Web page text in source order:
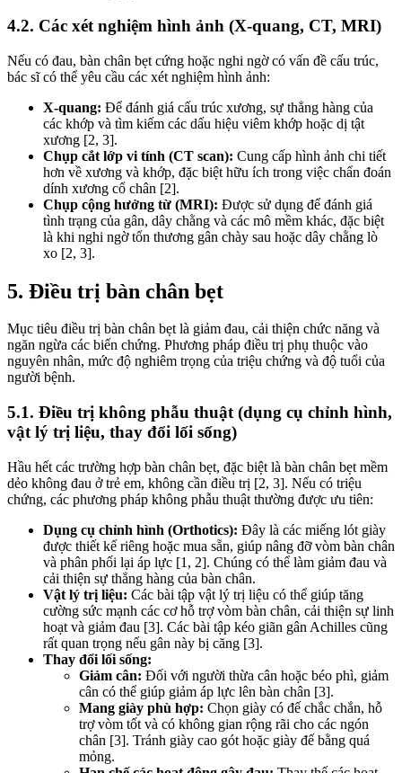
4.2. Các xét nghiệm hình ảnh (X-quang, CT, MRI)
Nếu có đau, bàn chân bẹt cứng hoặc nghi ngờ có vấn đề cấu trúc,
bác sĩ có thể yêu cầu các xét nghiệm hình ảnh:
X-quang: Để đánh giá cấu trúc xương, sự thẳng hàng của
các khớp và tìm kiếm các dấu hiệu viêm khớp hoặc dị tật
xương [2, 3].
Chụp cắt lớp vi tính (CT scan): Cung cấp hình ảnh chi tiết
hơn về xương và khớp, đặc biệt hữu ích trong việc chẩn đoán
dính xương cổ chân [2].
Chụp cộng hưởng từ (MRI): Được sử dụng để đánh giá
tình trạng của gân, dây chằng và các mô mềm khác, đặc biệt
là khi nghi ngờ tổn thương gân chày sau hoặc dây chằng lò
xo [2, 3].
5. Điều trị bàn chân bẹt
Mục tiêu điều trị bàn chân bẹt là giảm đau, cải thiện chức năng và
ngăn ngừa các biến chứng. Phương pháp điều trị phụ thuộc vào
nguyên nhân, mức độ nghiêm trọng của triệu chứng và độ tuổi của
người bệnh.
5.1. Điều trị không phẫu thuật (dụng cụ chỉnh hình,
vật lý trị liệu, thay đổi lối sống)
Hầu hết các trường hợp bàn chân bẹt, đặc biệt là bàn chân bẹt mềm
dẻo không đau ở trẻ em, không cần điều trị [2, 3]. Nếu có triệu
chứng, các phương pháp không phẫu thuật thường được ưu tiên:
Dụng cụ chỉnh hình (Orthotics): Đây là các miếng lót giày
được thiết kế riêng hoặc mua sẵn, giúp nâng đỡ vòm bàn chân
và phân phối lại áp lực [1, 2]. Chúng có thể làm giảm đau và
cải thiện sự thẳng hàng của bàn chân.
Vật lý trị liệu: Các bài tập vật lý trị liệu có thể giúp tăng
cường sức mạnh các cơ hỗ trợ vòm bàn chân, cải thiện sự linh
hoạt và giảm đau [3]. Các bài tập kéo giãn gân Achilles cũng
rất quan trọng nếu gân này bị căng [3].
Thay đổi lối sống:
Giảm cân: Đối với người thừa cân hoặc béo phì, giảm
cân có thể giúp giảm áp lực lên bàn chân [3].
Mang giày phù hợp: Chọn giày có đế chắc chắn, hỗ
trợ vòm tốt và có không gian rộng rãi cho các ngón
chân [3]. Tránh giày cao gót hoặc giày đế bằng quá
mỏng.